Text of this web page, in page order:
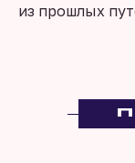
из прошлых